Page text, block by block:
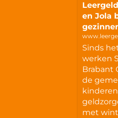
en Jola
Sinds
werken
Brabant
de
met